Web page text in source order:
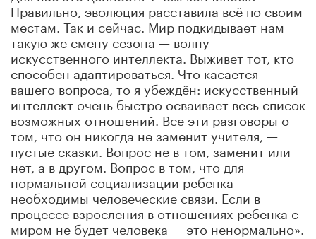
Правильно, эволюция расставила всё по своим
местам. Так и сейчас. Мир подкидывает нам
такую же смену сезона — волну
искусственного интеллекта. Выживет тот, кто
способен адаптироваться. Что касается
вашего вопроса, то я убеждён: искусственный
интеллект очень быстро осваивает весь список
возможных отношений. Все эти разговоры о
том, что он никогда не заменит учителя, —
пустые сказки. Вопрос не в том, заменит или
нет, а в другом. Вопрос в том, что для
нормальной социализации ребенка
необходимы человеческие связи. Если в
процессе взросления в отношениях ребенка с
миром не будет человека — это ненормально».